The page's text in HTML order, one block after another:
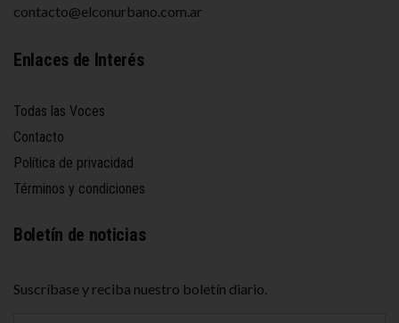
contacto@elconurbano.com.ar
Enlaces de Interés
Todas las Voces
Contacto
Política de privacidad
Términos y condiciones
Boletín de noticias
Suscríbase y reciba nuestro boletín diario.